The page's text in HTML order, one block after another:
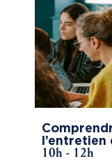
10h - 12h